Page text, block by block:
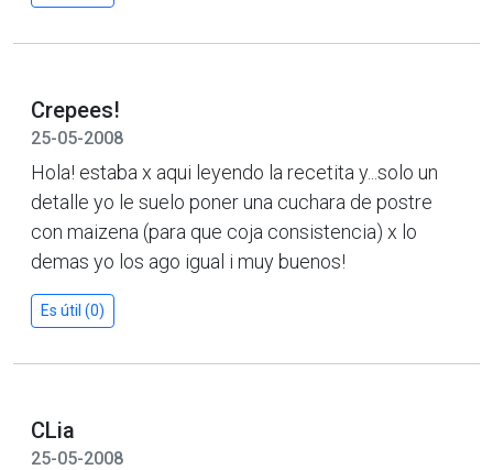
Crepees!
25-05-2008
Hola! estaba x aqui leyendo la recetita y...solo un
detalle yo le suelo poner una cuchara de postre
con maizena (para que coja consistencia) x lo
demas yo los ago igual i muy buenos!
Es útil (0)
CLia
25-05-2008